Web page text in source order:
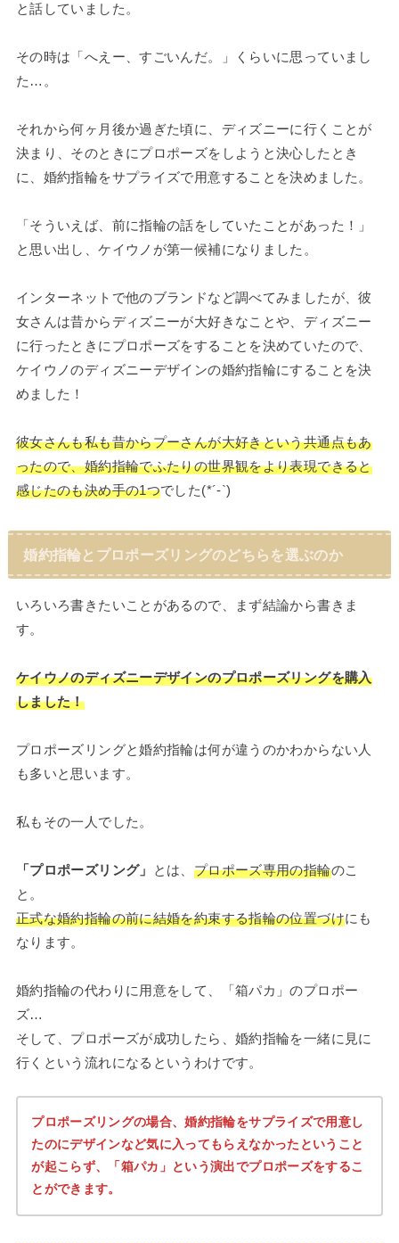
と話していました。
その時は「へえー、すごいんだ。」くらいに思っていまし
た…。
それから何ヶ月後か過ぎた頃に、ディズニーに行くことが
決まり、そのときにプロポーズをしようと決心したとき
に、婚約指輪をサプライズで用意することを決めました。
「そういえば、前に指輪の話をしていたことがあった！」
と思い出し、ケイウノが第一候補になりました。
インターネットで他のブランドなど調べてみましたが、彼
女さんは昔からディズニーが大好きなことや、ディズニー
に行ったときにプロポーズをすることを決めていたので、
ケイウノのディズニーデザインの婚約指輪にすることを決
めました！
彼女さんも私も昔からプーさんが大好きという共通点もあ
ったので、婚約指輪でふたりの世界観をより表現できると
感じたのも決め手の1つでした(*´-`)
婚約指輪とプロポーズリングのどちらを選ぶのか
いろいろ書きたいことがあるので、まず結論から書きま
す。
ケイウノのディズニーデザインのプロポーズリングを購入
しました！
プロポーズリングと婚約指輪は何が違うのかわからない人
も多いと思います。
私もその一人でした。
「プロポーズリング」 とは、 プロポーズ専用の指輪のこ
と。
正式な婚約指輪の前に結婚を約束する指輪の位置づけにも
なります。
婚約指輪の代わりに用意をして、「箱パカ」のプロポー
ズ…
そして、プロポーズが成功したら、婚約指輪を一緒に見に
行くという流れになるというわけです。
プロポーズリングの場合、婚約指輪をサプライズで用意し
たのにデザインなど気に入ってもらえなかったということ
が起こらず、「箱パカ」という演出でプロポーズをするこ
とができます。